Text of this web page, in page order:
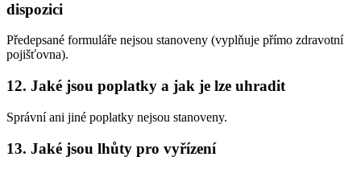
dispozici
Předepsané formuláře nejsou stanoveny (vyplňuje přímo zdravotní
pojišťovna).
12. Jaké jsou poplatky a jak je lze uhradit
Správní ani jiné poplatky nejsou stanoveny.
13. Jaké jsou lhůty pro vyřízení